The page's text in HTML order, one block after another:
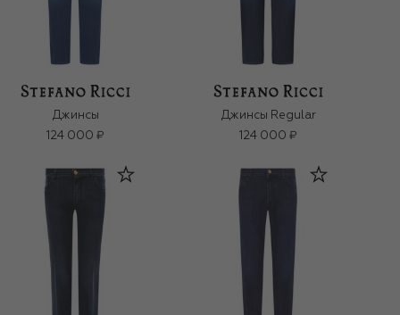
Джинсы
124 000 ₽
Джинсы Regular
124 000 ₽